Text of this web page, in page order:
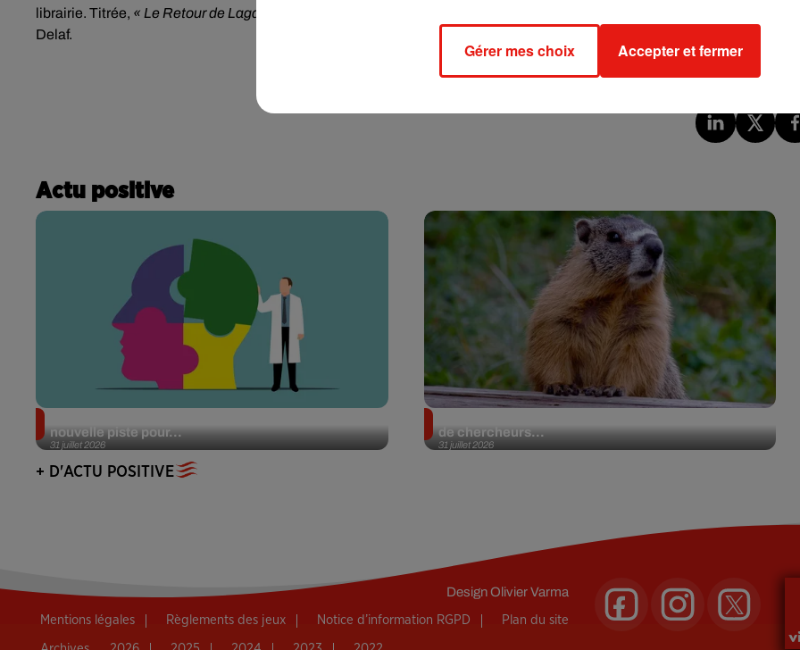
librairie. Titrée, « Le Retour de Lagaffe »,
Delaf.
Actu positive
31 juillet 2026
nouvelle piste pour...
31 juillet 2026
de chercheurs...
+ D'ACTU POSITIVE
DesignOlivier Varma
Mentions légales Règlements des jeux Notice d’information RGPD Plan du site
Gérer mes choix Accepter et fermer